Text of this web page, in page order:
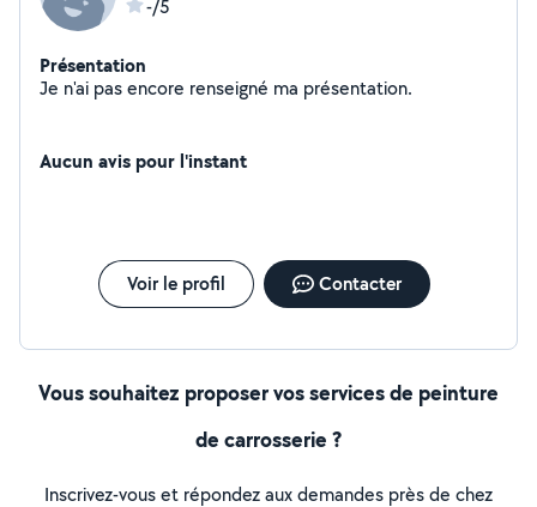
-/5
Présentation
Je n'ai pas encore renseigné ma présentation.
Aucun avis pour l'instant
Voir le profil Contacter
Vous souhaitez proposer vos services de peinture
de carrosserie ?
Inscrivez-vous et répondez aux demandes près de chez